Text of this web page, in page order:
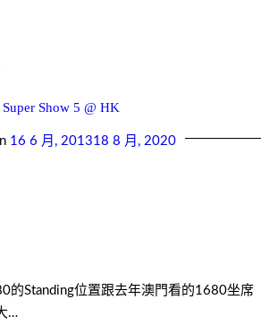
Super Show 5 @ HK
16 6 月, 201318 8 月, 2020
的Standing位置跟去年澳門看的1680坐席
…